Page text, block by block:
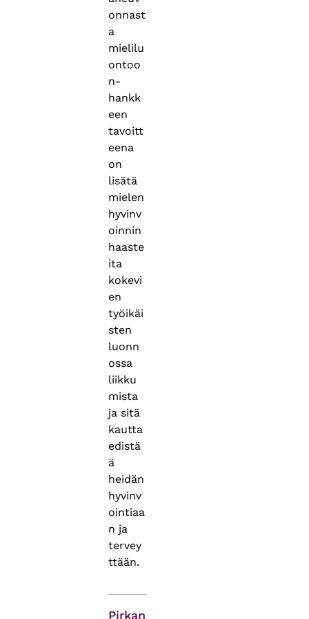
onnast
a
mielilu
ontoo
n-
hankk
een
tavoitt
eena
on
lisätä
mielen
hyvinv
oinnin
haaste
ita
kokevi
en
työikäi
sten
luonn
ossa
liikku
mista
ja sitä
kautta
edistä
ä
heidän
hyvinv
ointiaa
n ja
tervey
ttään.
Pirkan